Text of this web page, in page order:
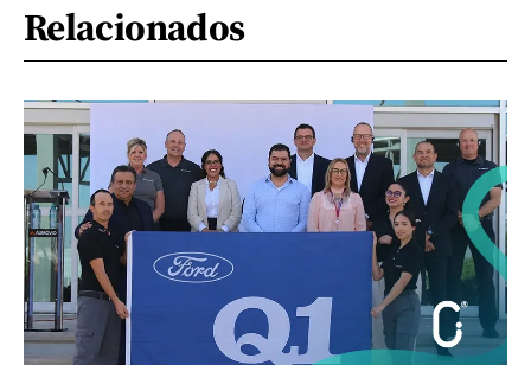
Relacionados